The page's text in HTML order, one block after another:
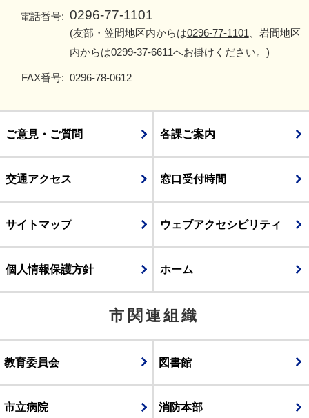
電話番号: 0296-77-1101
(友部・笠間地区内からは0296-77-1101 、岩間地区
内からは0299-37-6611へお掛けください。)
FAX番号: 0296-78-0612
ご意見・ご質問 各課ご案内
交通アクセス 窓口受付時間
サイトマップ ウェブアクセシビリティ
個人情報保護方針 ホーム
市関連組織
教育委員会 図書館
市立病院 消防本部